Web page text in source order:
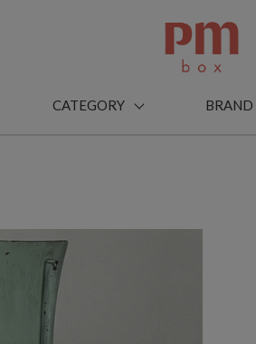
CATEGORY BRAND